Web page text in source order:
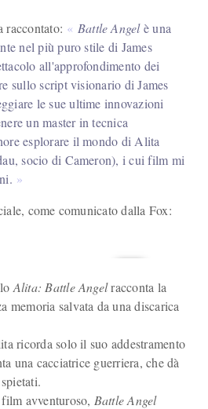
raccontato:
Battle Angelè una
nel più puro stile di James
all'approfondimento dei
sullo script visionario di James
le sue ultime innovazioni
un master in tecnica
esplorare il mondo di Alita
socio di Cameron), i cui film mi
come comunicato dalla Fox:
Alita: Battle Angelracconta la
memoria salvata da una discarica
ricorda solo il suo addestramento
una cacciatrice guerriera, che dà
avventuroso, Battle Angel